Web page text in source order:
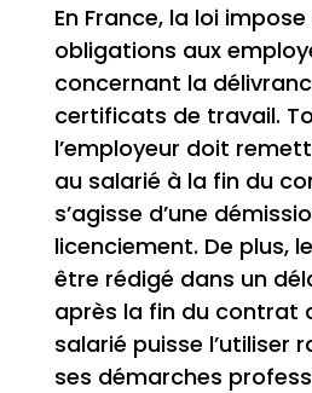
En France, la loi
obligations aux
concernant la
certificats de travail.
l’employeur doit
au salarié à la fin du
s’agisse d’une
licenciement. De plus,
être rédigé dans un
après la fin du contrat
salarié puisse l’utiliser
ses démarches